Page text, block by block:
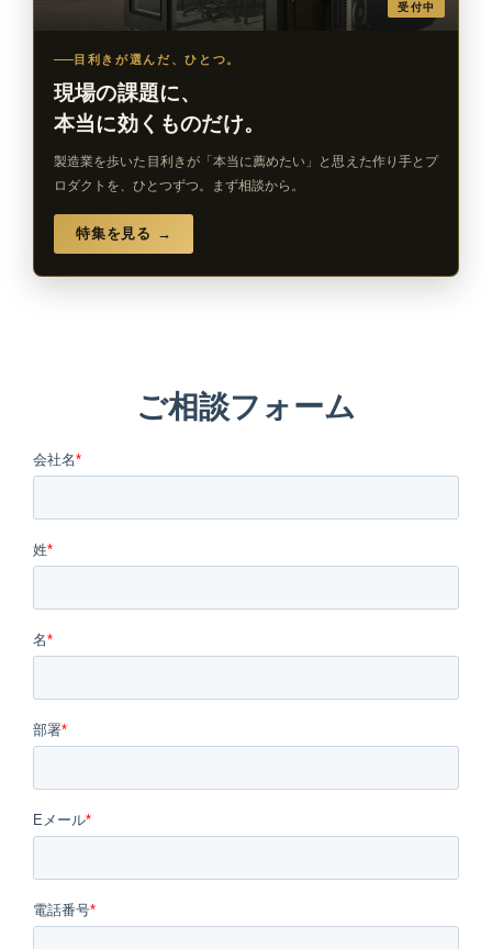
受付中
目利きが選んだ、ひとつ。
現場の課題に、
本当に効くものだけ。
製造業を歩いた目利きが「本当に薦めたい」と思えた作り手とプ
ロダクトを、ひとつずつ。まず相談から。
特集を見る →